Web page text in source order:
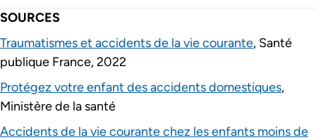
SOURCES
Traumatismes et accidents de la vie courante, Santé
publique France, 2022
Protégez votre enfant des accidents domestiques,
Ministère de la santé
Accidents de la vie courante chez les enfants moins de